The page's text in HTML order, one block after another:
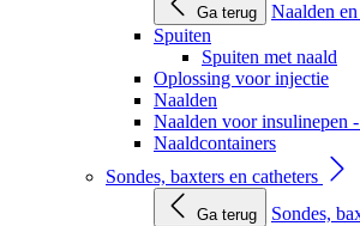
Ga terug
Naalden
Spuiten
Spuiten met naald
Oplossing voor injectie
Naalden
Naalden voor insulinepen
Naaldcontainers
Sondes, baxters en catheters
Ga terug
Sondes,